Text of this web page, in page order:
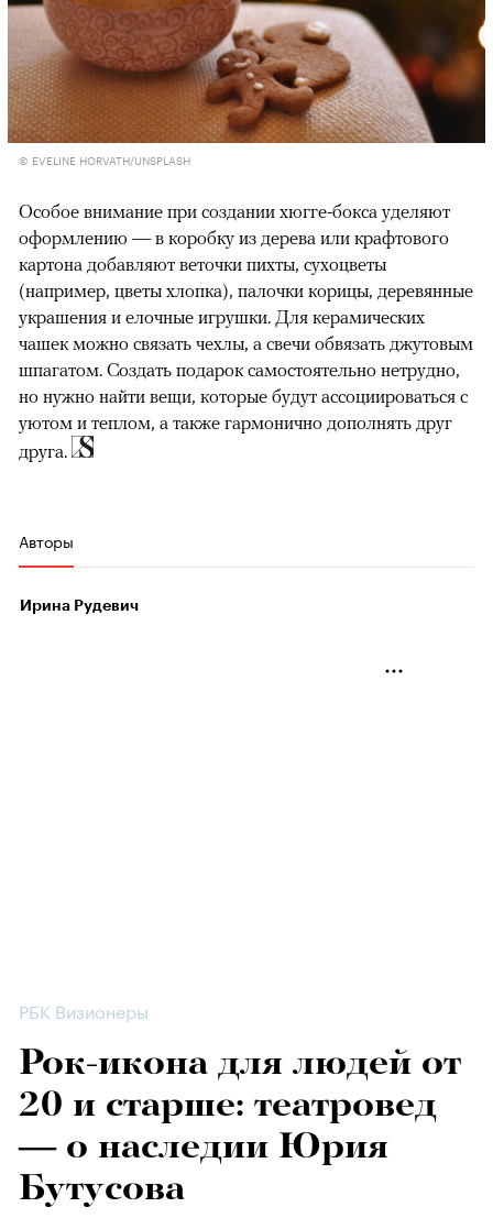
© EVELINE HORVATH/UNSPLASH
Особое внимание при создании хюгге-бокса уделяют
оформлению — в коробку из дерева или крафтового
картона добавляют веточки пихты, сухоцветы
(например, цветы хлопка), палочки корицы, деревянные
украшения и елочные игрушки. Для керамических
чашек можно связать чехлы, а свечи обвязать джутовым
шпагатом. Создать подарок самостоятельно нетрудно,
но нужно найти вещи, которые будут ассоциироваться с
уютом и теплом, а также гармонично дополнять друг
друга.
Авторы
Ирина Рудевич
РБК Визионеры
Рок-икона для людей от
20 и старше: театровед
— о наследии Юрия
Бутусова